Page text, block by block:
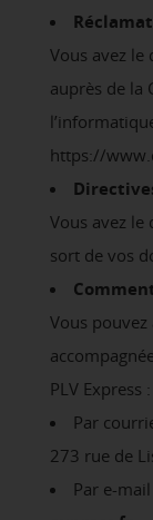
Vous avez
auprès de la
https://
Vous avez
sort de vos
Vous
PLV Express :
Par
273 rue de
Par e-